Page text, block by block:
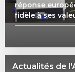
réponse
fidèle à ses
Actualités de